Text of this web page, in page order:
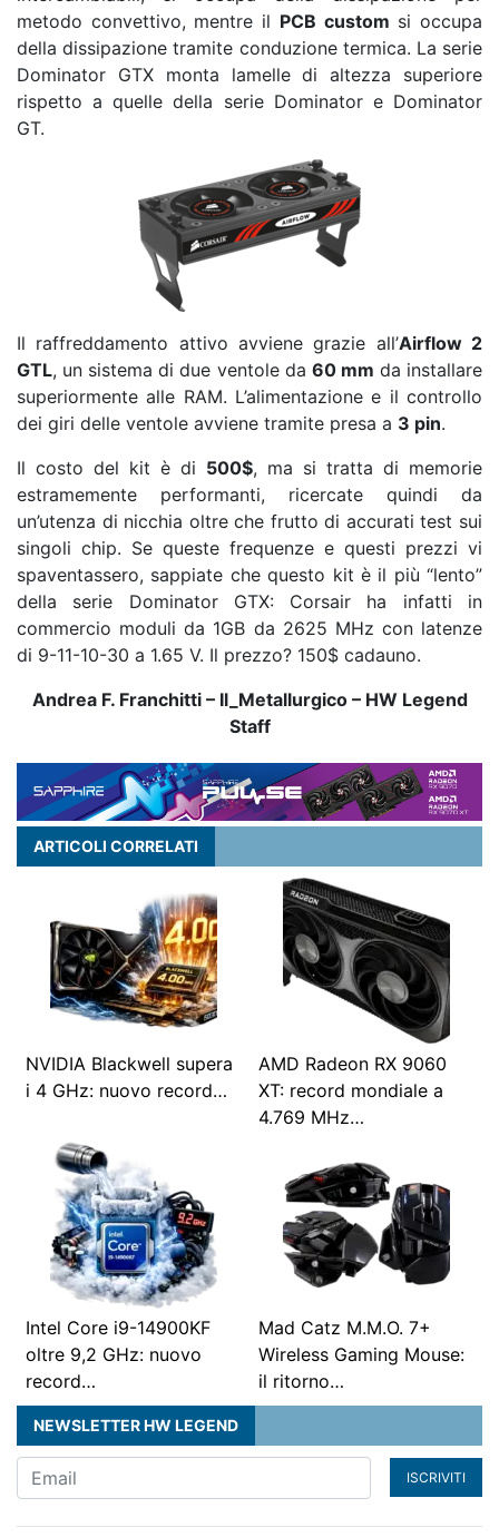
metodo convettivo, mentre il PCB custom si occupa
della dissipazione tramite conduzione termica. La serie
Dominator GTX monta lamelle di altezza superiore
rispetto a quelle della serie Dominator e Dominator
GT.
Il raffreddamento attivo avviene grazie all’Airflow 2
GTL, un sistema di due ventole da 60 mm da installare
superiormente alle RAM. L’alimentazione e il controllo
dei giri delle ventole avviene tramite presa a 3 pin.
Il costo del kit è di 500$, ma si tratta di memorie
estramemente performanti, ricercate quindi da
un’utenza di nicchia oltre che frutto di accurati test sui
singoli chip. Se queste frequenze e questi prezzi vi
spaventassero, sappiate che questo kit è il più “lento”
della serie Dominator GTX: Corsair ha infatti in
commercio moduli da 1GB da 2625 MHz con latenze
di 9-11-10-30 a 1.65 V. Il prezzo? 150$ cadauno.
Andrea F. Franchitti – Il_Metallurgico – HW Legend
Staff
ARTICOLI CORRELATI
NVIDIA Blackwell supera
i 4 GHz: nuovo record…
AMD Radeon RX 9060
XT: record mondiale a
4.769 MHz…
Intel Core i9-14900KF
oltre 9,2 GHz: nuovo
record…
Mad Catz M.M.O. 7+
Wireless Gaming Mouse:
il ritorno…
NEWSLETTER HW LEGEND
ISCRIVITI